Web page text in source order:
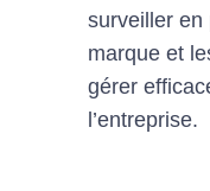
surveiller en
marque et
gérer
l’entreprise.